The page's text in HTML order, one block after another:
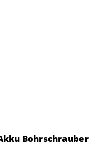
Bohrschrauber